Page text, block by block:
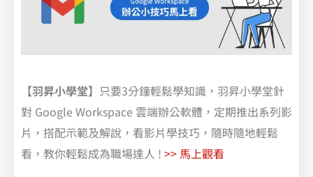
【羽昇小學堂】 只要3分鐘輕鬆學知識，羽昇小學堂針
對 Google Workspace 雲端辦公軟體，定期推出系列影
片，搭配示範及解說，看影片學技巧，隨時隨地輕鬆
看，教你輕鬆成為職場達人 ! >> 馬上觀看